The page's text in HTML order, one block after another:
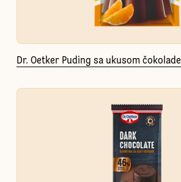
Dr. Oetker Puding sa ukusom čokolade